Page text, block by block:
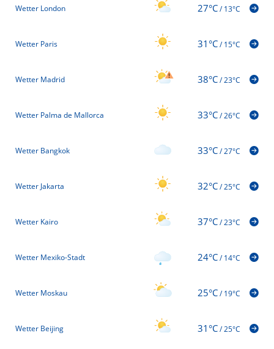
Wetter London 27°C/13°C
Wetter Paris 31°C/15°C
Wetter Madrid 38°C/23°C
Wetter Palma de Mallorca 33°C/26°C
Wetter Bangkok 33°C/27°C
Wetter Jakarta 32°C/25°C
Wetter Kairo 37°C/23°C
Wetter Mexiko-Stadt 24°C/14°C
Wetter Moskau 25°C/19°C
Wetter Beijing 31°C/25°C